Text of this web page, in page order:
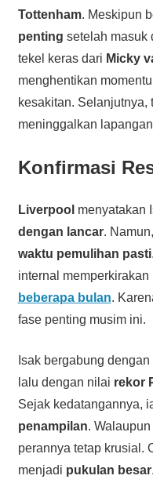
Tottenham. Meskipun
penting setelah masuk
tekel keras dari Micky
menghentikan
kesakitan. Selanjutnya,
meninggalkan
Konfirmasi
Liverpool menyatakan
dengan lancar.
waktu pemulihan pasti
internal
beberapa bulan.
fase penting musim ini.
Isak bergabung
lalu dengan nilai rekor
Sejak kedatangannya,
penampilan.
perannya tetap krusial.
menjadi pukulan besar.